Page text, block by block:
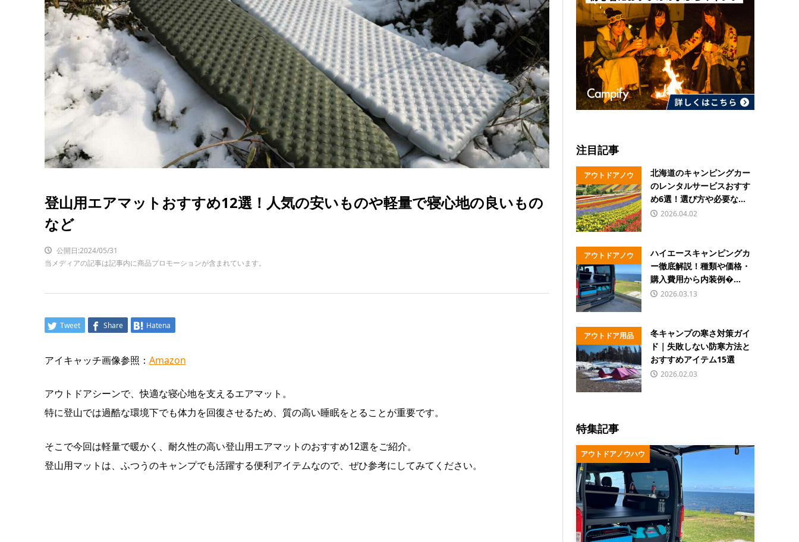
登山用エアマットおすすめ12選！人気の安いものや軽量で寝心地の良いもの
など
公開日:2024/05/31
当メディアの記事は記事内に商品プロモーションが含まれています。
Tweet Share Hatena
アイキャッチ画像参照： Amazon
アウトドアシーンで、快適な寝心地を支えるエアマット。
特に登山では過酷な環境下でも体力を回復させるため、質の高い睡眠をとることが重要です。
そこで今回は軽量で暖かく、耐久性の高い登山用エアマットのおすすめ12選をご紹介。
登山用マットは、ふつうのキャンプでも活躍する便利アイテムなので、ぜひ参考にしてみてください。
注目記事
アウトドアノウ
ハウ
北海道のキャンピングカー
のレンタルサービスおすす
め6選！選び方や必要な...
2026.04.02
アウトドアノウ
ハウ
ハイエースキャンピングカ
ー徹底解説！種類や価格・
購入費用から内装例�...
2026.03.13
アウトドア用品
冬キャンプの寒さ対策ガイ
ド｜失敗しない防寒方法と
おすすめアイテム15選
2026.02.03
特集記事
アウトドアノウハウ